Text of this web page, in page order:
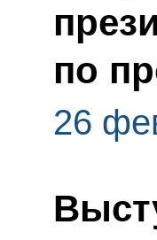
по
26